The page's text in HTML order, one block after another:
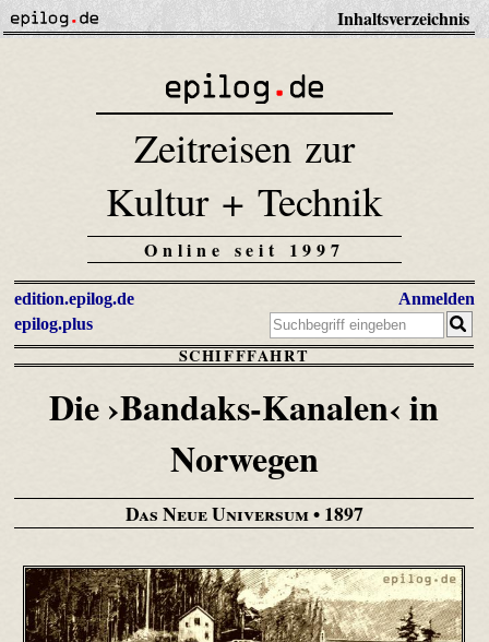
Inhaltsverzeichnis
Zeitreisen zur
Kultur + Technik
Online seit 1997
edition.epilog.de
epilog.plus
Anmelden
SCHIFFFAHRT
Die ›Bandaks-Kanalen‹ in
Norwegen
Das Neue Universum• 1897